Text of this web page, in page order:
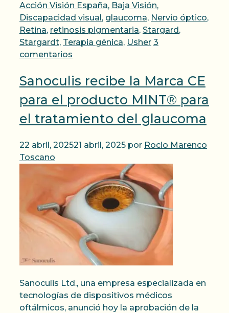
Acción Visión España, Baja Visión,
Discapacidad visual , glaucoma, Nervio óptico,
Retina, retinosis pigmentaria, Stargard ,
Stargardt, Terapia génica, Usher 3
comentarios
Sanoculis recibe la Marca CE
para el producto MINT® para
el tratamiento del glaucoma
22 abril, 202521 abril, 2025 por Rocio Marenco
Toscano
Sanoculis Ltd., una empresa especializada en
tecnologías de dispositivos médicos
oftálmicos, anunció hoy la aprobación de la